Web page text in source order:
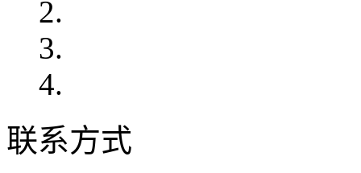
联系方式